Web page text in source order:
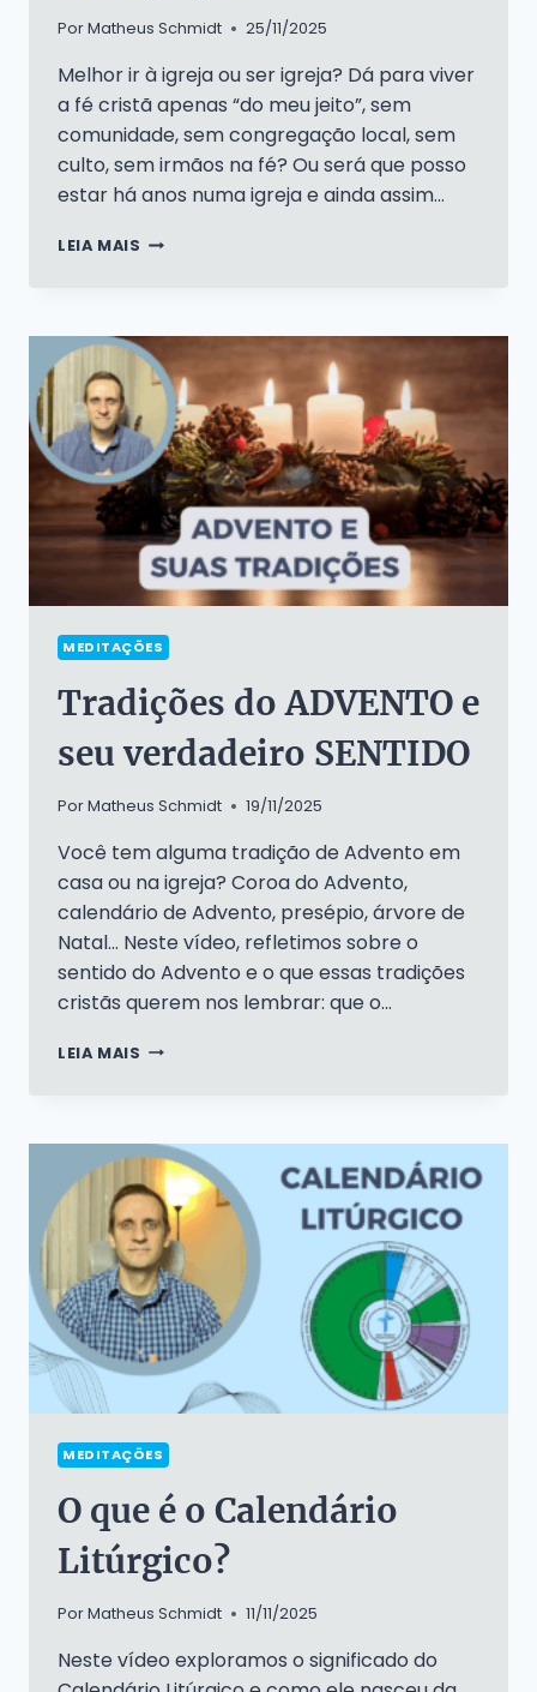
PorMatheus Schmidt 25/11/2025
Melhor ir à igreja ou ser igreja? Dá para viver
a fé cristã apenas “do meu jeito”, sem
comunidade, sem congregação local, sem
culto, sem irmãos na fé? Ou será que posso
estar há anos numa igreja e ainda assim…
LEIA MAIS É
IGREJA
OU
SER
IGREJA?
MEDITAÇÕES
Tradições do ADVENTO e
seu verdadeiro SENTIDO
PorMatheus Schmidt 19/11/2025
Você tem alguma tradição de Advento em
casa ou na igreja? Coroa do Advento,
calendário de Advento, presépio, árvore de
Natal… Neste vídeo, refletimos sobre o
sentido do Advento e o que essas tradições
cristãs querem nos lembrar: que o…
LEIA MAIS TRADIÇÕES
SEU
VERDADEIRO
SENTIDO
MEDITAÇÕES
O que é o Calendário
Litúrgico?
PorMatheus Schmidt 11/11/2025
Neste vídeo exploramos o significado do